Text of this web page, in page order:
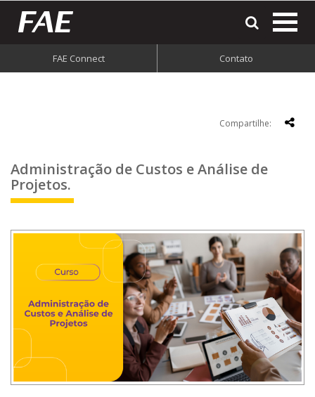
FAE Connect Contato
Compartilhe:
Administração de Custos e Análise de
Projetos.